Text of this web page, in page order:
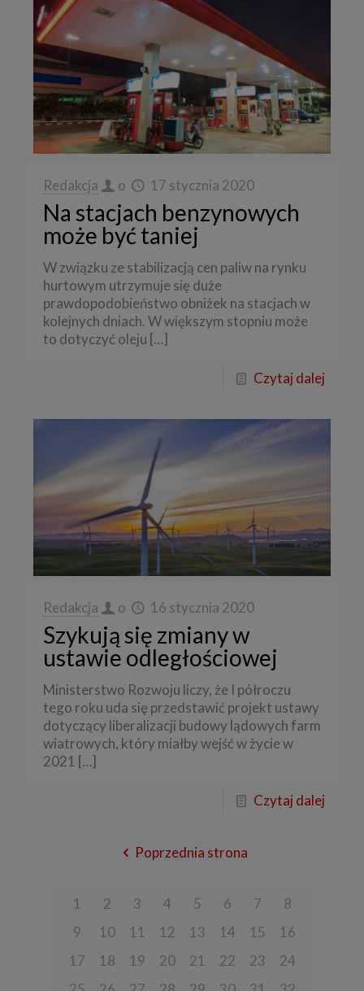
Redakcja o 17 stycznia 2020
Na stacjach benzynowych
może być taniej
W związku ze stabilizacją cen paliw na rynku
hurtowym utrzymuje się duże
prawdopodobieństwo obniżek na stacjach w
kolejnych dniach. W większym stopniu może
to dotyczyć oleju […]
Czytaj dalej
Redakcja o 16 stycznia 2020
Szykują się zmiany w
ustawie odległościowej
Ministerstwo Rozwoju liczy, że I półroczu
tego roku uda się przedstawić projekt ustawy
dotyczący liberalizacji budowy lądowych farm
wiatrowych, który miałby wejść w życie w
2021 […]
Czytaj dalej
Poprzednia strona
1 2 3 4 5 6 7
8
9
10 11 12 13 14 15
16
17
18 19 20 21 22 23
24